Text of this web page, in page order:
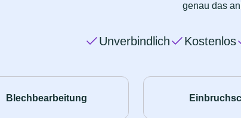
genau das
Unverbindlich Kostenlos
Blechbearbeitung